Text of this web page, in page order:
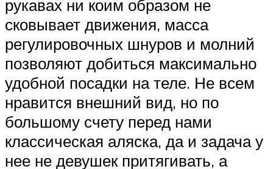
рукавах ни коим образом не
сковывает движения, масса
регулировочных шнуров и молний
позволяют добиться максимально
удобной посадки на теле. Не всем
нравится внешний вид, но по
большому счету перед нами
классическая аляска, да и задача у
нее не девушек притягивать, а